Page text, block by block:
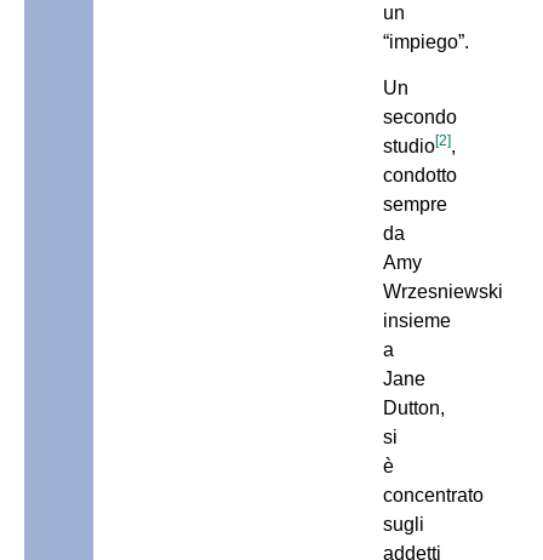
un
“impiego”.
Un
secondo
studio[2],
condotto
sempre
da
Amy
Wrzesniewski
insieme
a
Jane
Dutton,
si
è
concentrato
sugli
addetti